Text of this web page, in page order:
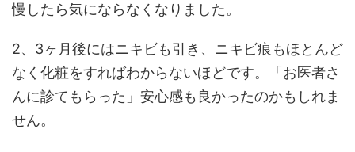
慢したら気にならなくなりました。
2、3ヶ月後にはニキビも引き、ニキビ痕もほとんど
なく化粧をすればわからないほどです。「お医者さ
んに診てもらった」安心感も良かったのかもしれま
せん。